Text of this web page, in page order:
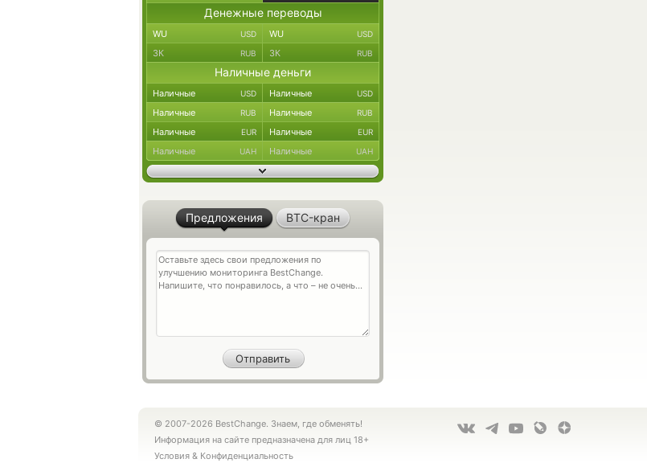
Денежные переводы
WU USD WU USD
ЗК RUB ЗК RUB
Наличные деньги
Наличные USD Наличные USD
Наличные RUB Наличные RUB
Наличные EUR Наличные EUR
Наличные UAH Наличные UAH
Предложения BTC-кран
© 2007-2026 BestChange. Знаем, где обменять!
Информация на сайте предназначена для лиц 18+
Условия & Конфиденциальность